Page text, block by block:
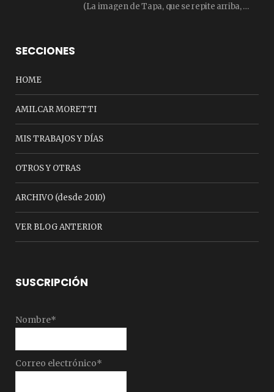
(La imagen de Tapa, que se repite arriba, fue compuesta por Amilcar Moretti el viernes…
SECCIONES
HOME
AMILCAR MORETTI
MIS TRABAJOS Y DÍAS
OTROS Y OTRAS
ARCHIVO (desde 2010)
VER BLOG ANTERIOR
SUSCRIPCIÓN
Nombre*
Correo electrónico*